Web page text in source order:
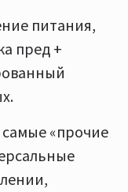
питания,
пред +
«прочие